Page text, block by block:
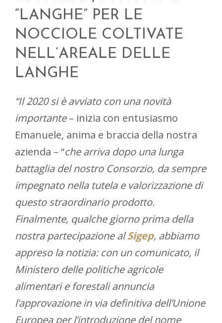
“LANGHE” PER LE
NOCCIOLE COLTIVATE
NELL’AREALE DELLE
LANGHE
“Il 2020 si è avviato con una novità
importante– inizia con entusiasmo
Emanuele, anima e braccia della nostra
azienda – “che arriva dopo una lunga
battaglia del nostro Consorzio, da sempre
impegnato nella tutela e valorizzazione di
questo straordinario prodotto.
Finalmente, qualche giorno prima della
nostra partecipazione alSigep, abbiamo
appreso la notizia: con un comunicato, il
Ministero delle politiche agricole
alimentari e forestali annuncia
l’approvazione in via definitiva dell’Unione
Europea per l’introduzione del nome